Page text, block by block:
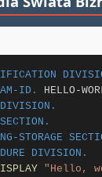
ID.
DIVISION.
STORAGE
DIVISION.
"Hello,